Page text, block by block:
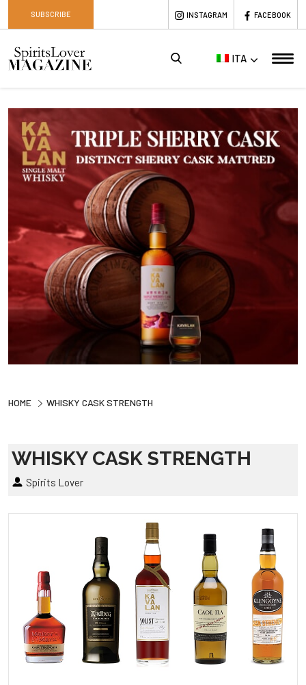
SUBSCRIBE INSTAGRAM FACEBOOK
ITA
HOME WHISKY CASK STRENGTH
WHISKY CASK STRENGTH
Spirits Lover